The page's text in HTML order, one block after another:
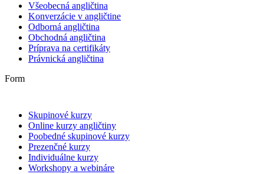
Všeobecná angličtina
Konverzácie v angličtine
Odborná angličtina
Obchodná angličtina
Príprava na certifikáty
Právnická angličtina
Form
Skupinové kurzy
Online kurzy angličtiny
Poobedné skupinové kurzy
Prezenčné kurzy
Individuálne kurzy
Workshopy a webináre